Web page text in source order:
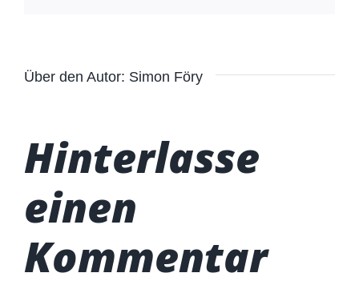
Über den Autor: Simon Föry
Hinterlasse
einen
Kommentar